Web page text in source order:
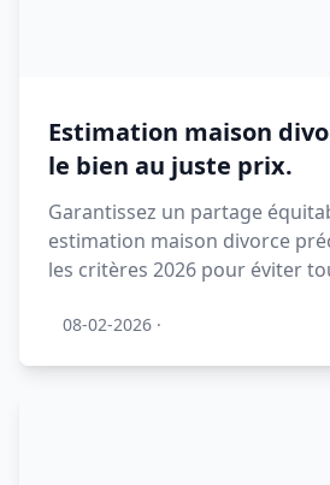
Estimation maison
le bien au juste prix.
Garantissez un partage
estimation maison divorce
les critères 2026 pour éviter
08-02-2026 ·